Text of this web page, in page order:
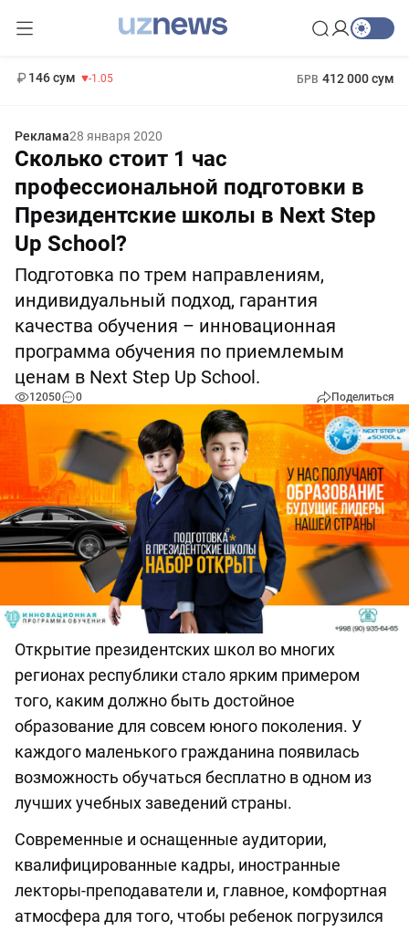
146 сум -1.05 БРВ 412 000 сум
Реклама28 января 2020
Сколько стоит 1 час
профессиональной подготовки в
Президентские школы в Next Step
Up School?
Подготовка по трем направлениям,
индивидуальный подход, гарантия
качества обучения – инновационная
программа обучения по приемлемым
ценам в Next Step Up School.
12050 0 Поделиться
Открытие президентских школ во многих
регионах республики стало ярким примером
того, каким должно быть достойное
образование для совсем юного поколения. У
каждого маленького гражданина появилась
возможность обучаться бесплатно в одном из
лучших учебных заведений страны.
Современные и оснащенные аудитории,
квалифицированные кадры, иностранные
лекторы-преподаватели и, главное, комфортная
атмосфера для того, чтобы ребенок погрузился